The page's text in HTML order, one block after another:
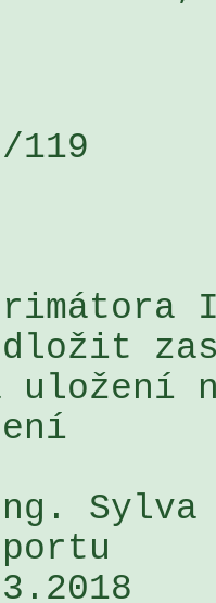
uložení
Sylva